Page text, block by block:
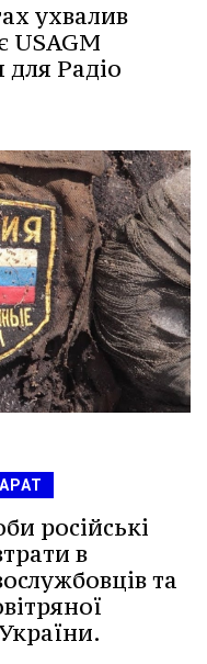
ухвалив
USAGM
для Радіо
російські
в
та